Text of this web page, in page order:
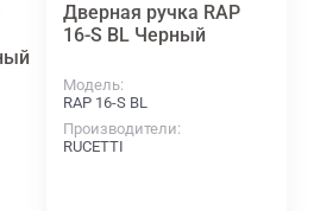
Дверная ручка RAP
16-S BL Черный
Модель
RAP 16-S BL
Производители
RUCETTI